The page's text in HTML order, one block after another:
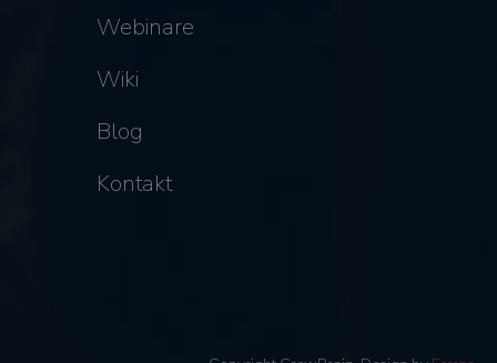
Webinare
Wiki
Blog
Kontakt